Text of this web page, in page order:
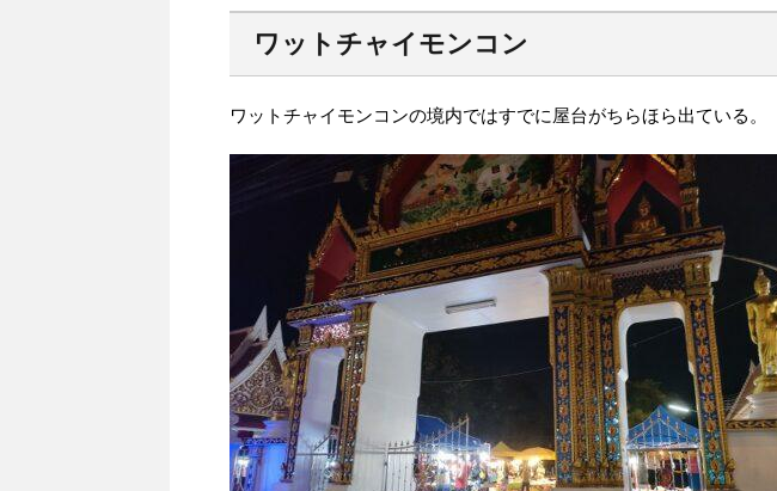
ワットチャイモンコン
ワットチャイモンコンの境内ではすでに屋台がちらほら出ている。